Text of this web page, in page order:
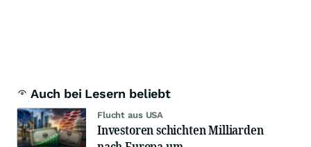
Auch bei Lesern beliebt
Flucht aus USA
Investoren schichten Milliarden